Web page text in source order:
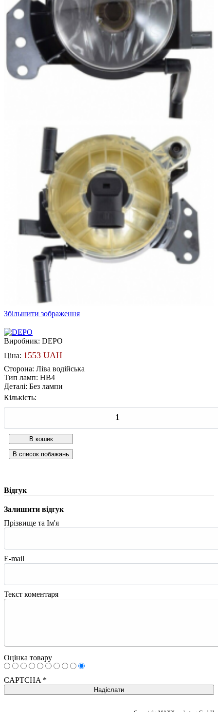
Збільшити зображення
Виробник: DEPO
Ціна: 1553 UAH
Сторона: Ліва водійська
Тип ламп: HB4
Деталі: Без лампи
Кількість:
Відгук
Залишити відгук
Прізвище та Ім'я
E-mail
Текст коментаря
Оцінка товару
CAPTCHA *